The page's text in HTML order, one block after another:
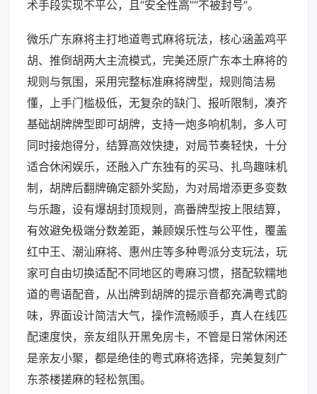
术手段实现不平公，且“安全性高”“不被封号”。
微乐广东麻将主打地道粤式麻将玩法，核心涵盖鸡平
胡、推倒胡两大主流模式，完美还原广东本土麻将的
规则与氛围，采用完整标准麻将牌型，规则简洁易
懂，上手门槛极低，无复杂的缺门、报听限制，凑齐
基础胡牌牌型即可胡牌，支持一炮多响机制，多人可
同时接炮得分，结算高效快捷，对局节奏轻快，十分
适合休闲娱乐，还融入广东独有的买马、扎鸟趣味机
制，胡牌后翻牌确定额外奖励，为对局增添更多变数
与乐趣，设有爆胡封顶规则，高番牌型按上限结算，
有效避免极端分数差距，兼顾娱乐性与公平性，覆盖
红中王、潮汕麻将、惠州庄等多种粤派分支玩法，玩
家可自由切换适配不同地区的粤麻习惯，搭配软糯地
道的粤语配音，从出牌到胡牌的提示音都充满粤式韵
味，界面设计简洁大气，操作流畅顺手，真人在线匹
配速度快，亲友组队开黑免房卡，不管是日常休闲还
是亲友小聚，都是绝佳的粤式麻将选择，完美复刻广
东茶楼搓麻的轻松氛围。